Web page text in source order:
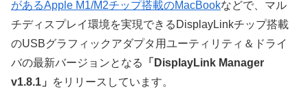
があるApple M1/M2チップ搭載のMacBookなどで、マル
チディスプレイ環境を実現できるDisplayLinkチップ搭載
のUSBグラフィックアダプタ用ユーティリティ＆ドライ
バの最新バージョンとなる
「DisplayLink Manager
v1.8.1」
をリリースしています。